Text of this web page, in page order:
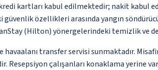
kartları kabul edilmektedir; nakit kabul
özellikleri arasında yangın
(Hilton) yönergelerindeki temizlik ve
transfer servisi sunmaktadır.
Resepsiyon çalışanları konaklama yerine